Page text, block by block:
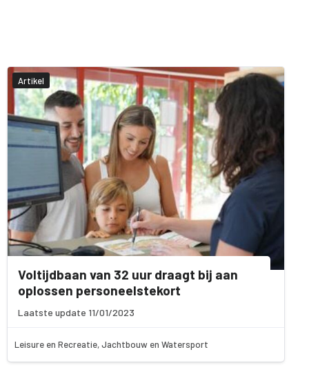
Artikel
Voltijdbaan van 32 uur draagt bij aan
oplossen personeelstekort
Laatste update 11/01/2023
Leisure en Recreatie, Jachtbouw en Watersport